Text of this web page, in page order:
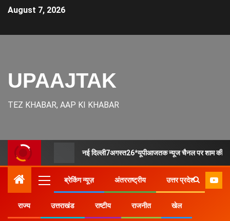
August 7, 2026
UPAAJTAK
TEZ KHABAR, AAP KI KHABAR
नई दिल्ली7अगस्त26*यूपीआजतक न्यूज चैनल पर शाम की
ब्रेकिंग न्यूज़ अंतरराष्ट्रीय उत्तर प्रदेश
राज्य उत्तराखंड राष्टीय राजनीत खेल